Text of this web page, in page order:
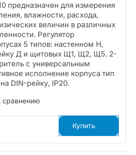
предназначен для измерения
влажности, расхода,
величин в различных
Регулятор
5 типов: настенном Н,
Д и щитовых Щ1, Щ2, Щ5. 2-
с универсальным
исполнение корпуса тип
DIN-рейку, IP20.
сравнению
Купить